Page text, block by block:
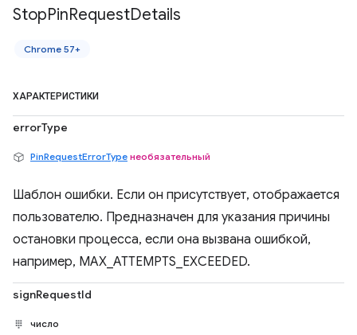
StopPinRequestDetails
Chrome 57+
ХАРАКТЕРИСТИКИ
errorType
PinRequestErrorType необязательный
Шаблон ошибки. Если он присутствует, отображается
пользователю. Предназначен для указания причины
остановки процесса, если она вызвана ошибкой,
например, MAX_ATTEMPTS_EXCEEDED.
signRequestId
число